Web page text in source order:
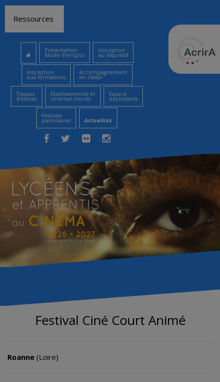
contenu
Ressources
Présentation
Mode d’emploi
Inscription
au dispositif
Inscription
aux formations
Accompagnement
en classe
Travaux
d’élèves
Etablissements et
cinémas inscrits
Espace
exploitants
Festivals
partenaires Actualités
Festival Ciné Court Animé
Roanne (Loire)